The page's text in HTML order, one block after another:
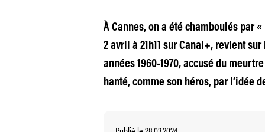
À Cannes, on a été chamboulés par
2 avril à 21h11 sur Canal+, revient
années 1960-1970, accusé du
hanté, comme son héros, par l’idée